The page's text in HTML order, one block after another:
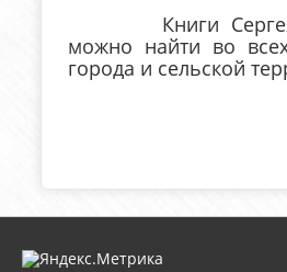
Книги Сергея
можно найти во
города и сельской